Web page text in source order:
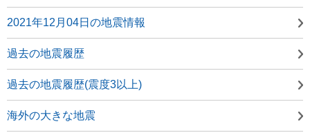
2021年12月04日の地震情報
過去の地震履歴
過去の地震履歴(震度3以上)
海外の大きな地震